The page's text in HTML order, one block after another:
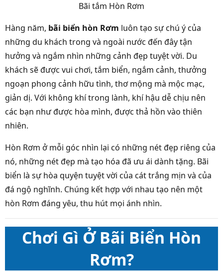
Bãi tắm Hòn Rơm
Hàng năm, bãi biển hòn Rơm luôn tạo sự chú ý của
những du khách trong và ngoài nước đến đây tận
hưởng và ngắm nhìn những cảnh đẹp tuyệt vời. Du
khách sẽ được vui chơi, tắm biển, ngắm cảnh, thưởng
ngoạn phong cảnh hữu tình, thơ mộng mà mộc mạc,
giản dị. Với không khí trong lành, khí hậu dễ chịu nên
các bạn như được hòa mình, được thả hồn vào thiên
nhiên.
Hòn Rơm ở mỗi góc nhìn lại có những nét đẹp riêng của
nó, những nét đẹp mà tạo hóa đã ưu ái dành tặng. Bãi
biển là sự hòa quyện tuyệt vời của cát trắng mịn và của
đá ngộ nghĩnh. Chúng kết hợp với nhau tạo nên một
hòn Rơm đáng yêu, thu hút mọi ánh nhìn.
Chơi Gì Ở Bãi Biển Hòn
Rơm?